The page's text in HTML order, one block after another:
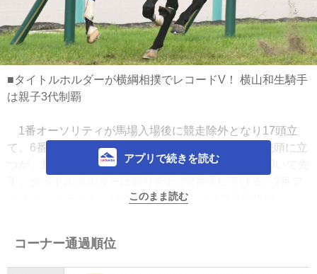
アプリで続きを読む
このまま読む
■タイトルホルダーが横綱相撲でレコードV！ 横山和生騎手
は親子3代制覇
1番オーソリティが馬場入場後に競走除外となり17頭立
て。6番タイトルホルダーが好スタートから一旦は先頭に立
つが、1コーナーまでに11番パンサラッサがこれを叩いて先
フリカンゴールド、15番ディープボンドが3番手集団。
いく。12番ウインマリリンが単独で5番手を追走。中団内に
10番ヒシイグアスがいて、並んで17番ギベオンと9番マイ
コーナー通過順位